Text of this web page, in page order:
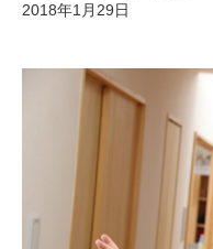
2018年1月29日